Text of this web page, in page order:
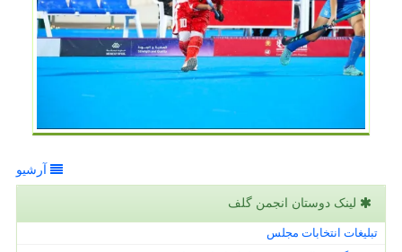
آرشیو
لینک دوستان انجمن گلف
تبلیغات انتخابات مجلس